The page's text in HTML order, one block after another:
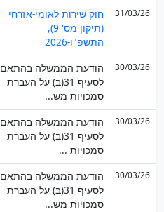
31/03/26
חוק שירות לאומי-אזרחי
(תיקון מס' 9),
התשפ"ו-2026
30/03/26
הודעת הממשלה בהתאם
לסעיף 31(ב) על העברת
סמכויות מש...
30/03/26
הודעת הממשלה בהתאם
לסעיף 31(ב) על העברת
סמכויות ...
30/03/26
הודעת הממשלה בהתאם
לסעיף 31(ב) על העברת
סמכויות מש...